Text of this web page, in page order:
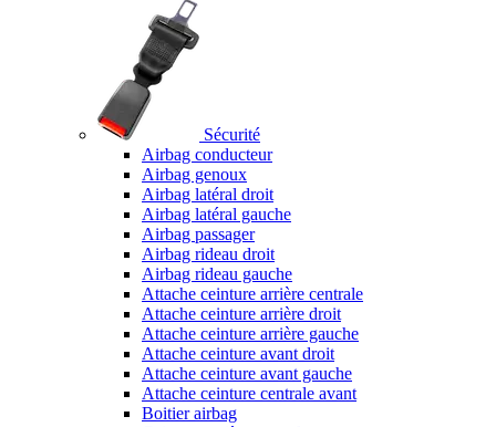
Sécurité
Airbag conducteur
Airbag genoux
Airbag latéral droit
Airbag latéral gauche
Airbag passager
Airbag rideau droit
Airbag rideau gauche
Attache ceinture arrière centrale
Attache ceinture arrière droit
Attache ceinture arrière gauche
Attache ceinture avant droit
Attache ceinture avant gauche
Attache ceinture centrale avant
Boitier airbag